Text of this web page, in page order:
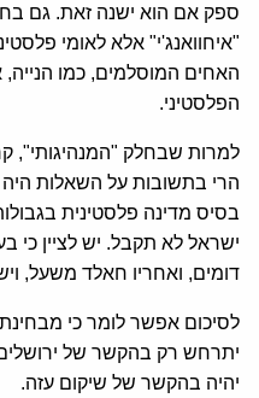
ספק אם הוא ישנה זאת. גם
"איחוואנג'י" אלא לאומי
האחים המוסלמים, כמו
הפלסטיני.
למרות שבחלק
הרי בתשובות על השאלות
ישראל לא תקבל. יש לציין כי
דומים, ואחריו חאלד משעל,
לסיכום אפשר לומר כי
יתרחש רק בהקשר של
יהיה בהקשר של שיקום עזה.